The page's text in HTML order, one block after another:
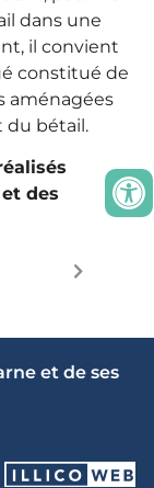
dans une
il convient
constitué de
aménagées
du bétail.
des
et de ses